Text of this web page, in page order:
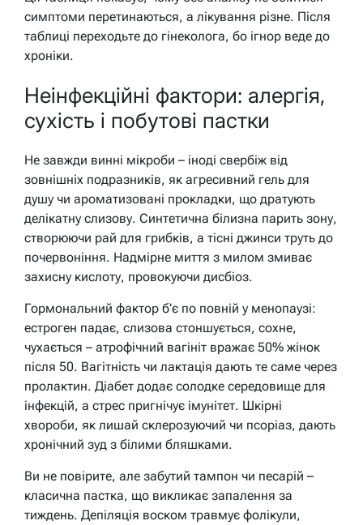
симптоми перетинаються, а лікування різне. Після
таблиці переходьте до гінеколога, бо ігнор веде до
хроніки.
Неінфекційні фактори: алергія,
сухість і побутові пастки
Не завжди винні мікроби – іноді свербіж від
зовнішніх подразників, як агресивний гель для
душу чи ароматизовані прокладки, що дратують
делікатну слизову. Синтетична білизна парить зону,
створюючи рай для грибків, а тісні джинси труть до
почервоніння. Надмірне миття з милом змиває
захисну кислоту, провокуючи дисбіоз.
Гормональний фактор б’є по повній у менопаузі:
естроген падає, слизова стоншується, сохне,
чухається – атрофічний вагініт вражає 50% жінок
після 50. Вагітність чи лактація дають те саме через
пролактин. Діабет додає солодке середовище для
інфекцій, а стрес пригнічує імунітет. Шкірні
хвороби, як лишай склерозуючий чи псоріаз, дають
хронічний зуд з білими бляшками.
Ви не повірите, але забутий тампон чи песарій –
класична пастка, що викликає запалення за
тиждень. Депіляція воском травмує фолікули,